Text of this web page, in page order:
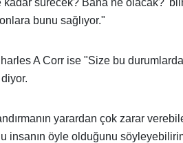
kadar sürecek? Bana ne olacak?'
bunu sağlıyor."
A Corr ise "Size bu
yarardan çok zarar
insanın öyle olduğunu